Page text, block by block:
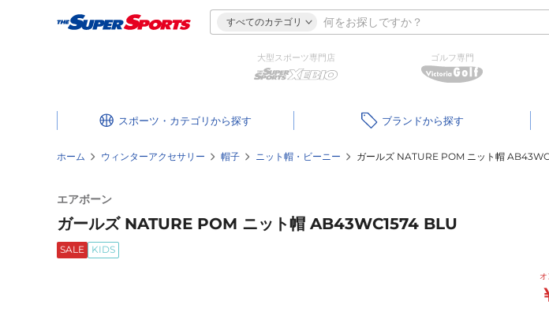
すべてのカテゴリ
大型スポーツ専門店 ゴルフ専門
スポーツ・カテゴリ ブランド
ホーム ウィンターアクセサリー 帽子 ニット帽・ビーニー ガールズ NATURE POM ニット帽
エアボーン
ガールズ NATURE POM ニット帽 AB43WC1574 BLU
SALE KIDS